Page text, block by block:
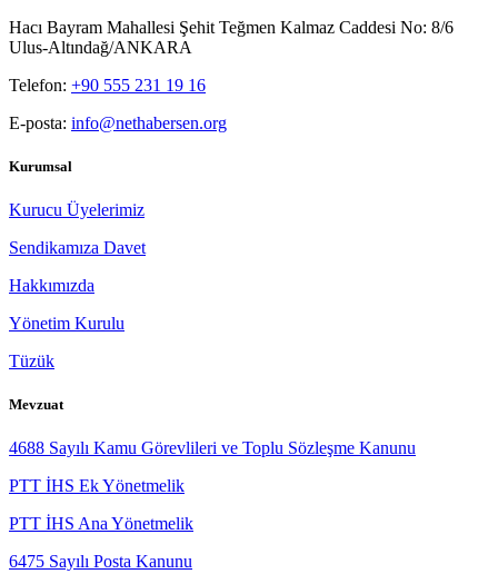
Hacı Bayram Mahallesi Şehit Teğmen Kalmaz Caddesi No: 8/6
Ulus-Altındağ/ANKARA
Telefon: +90 555 231 19 16
E-posta: info@nethabersen.org
Kurumsal
Kurucu Üyelerimiz
Sendikamıza Davet
Hakkımızda
Yönetim Kurulu
Tüzük
Mevzuat
4688 Sayılı Kamu Görevlileri ve Toplu Sözleşme Kanunu
PTT İHS Ek Yönetmelik
PTT İHS Ana Yönetmelik
6475 Sayılı Posta Kanunu